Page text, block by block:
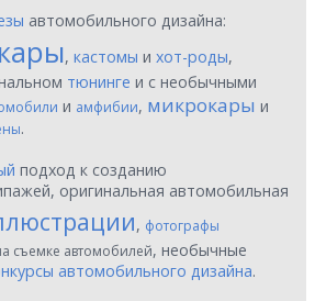
автомобильного дизайна:
, кастомы и хот-роды,
тюнинге и с необычными
и амфибии, микрокары и
.
подход к созданию
оригинальная автомобильная
, фотографы
съемке автомобилей, необычные
автомобильного дизайна.